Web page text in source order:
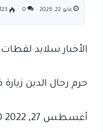
مايو 22, 2026 0
123
الأخبار سلايد
حرم رجال الدين
أغسطس 27, 2022 0 9٬252 دقيقة واحدة